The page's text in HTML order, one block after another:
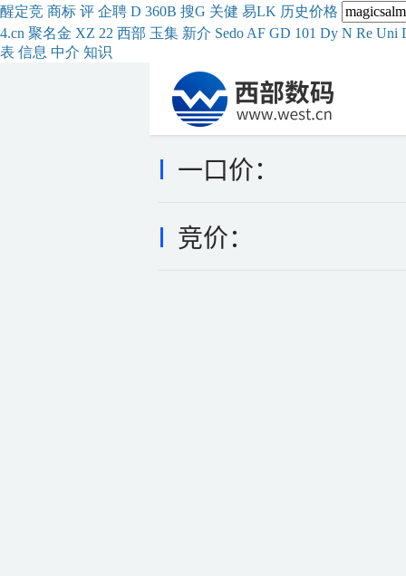
醒定竞 商标 评 企聘 D 360B 搜G 关健 易LK 历史价格
4.cn 聚名金 XZ 22 西部 玉集 新介 Sedo AF GD 101 Dy N Re Uni
表 信息 中介 知识